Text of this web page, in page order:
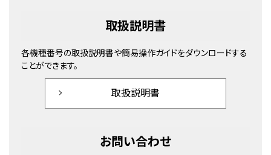
取扱説明書
各機種番号の取扱説明書や簡易操作ガイドをダウンロードする
ことができます。
取扱説明書
お問い合わせ